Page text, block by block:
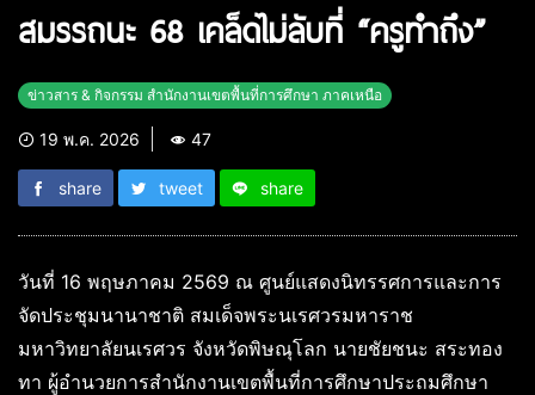
สมรรถนะ 68 เคล็ดไม่ลับที่ “ครูทำถึง”
ข่าวสาร & กิจกรรม สำนักงานเขตพื้นที่การศึกษา ภาคเหนือ
19 พ.ค. 2026 47
share tweet share
วันที่ 16 พฤษภาคม 2569 ณ ศูนย์แสดงนิทรรศการและการ
จัดประชุมนานาชาติ สมเด็จพระนเรศวรมหาราช
มหาวิทยาลัยนเรศวร จังหวัดพิษณุโลก นายชัยชนะ สระทอง
ทา ผู้อำนวยการสำนักงานเขตพื้นที่การศึกษาประถมศึกษา